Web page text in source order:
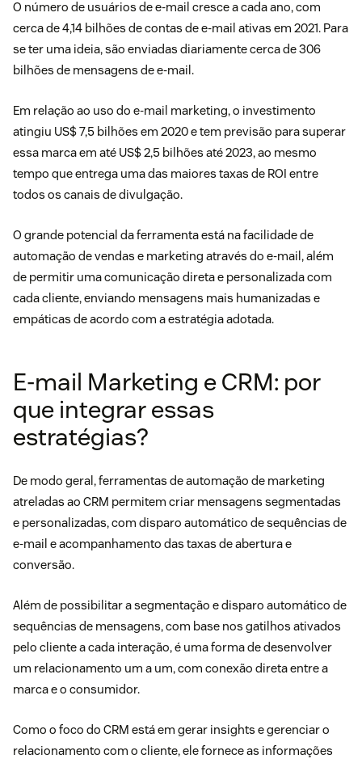
O número de usuários de e-mail cresce a cada ano, com
cerca de4,14 bilhões de contas de e-mail ativas em 2021. Para
se ter uma ideia, são enviadas diariamente cerca de 306
bilhões de mensagens de e-mail.
Em relação ao uso do e-mail marketing, o investimento
atingiu US$ 7,5 bilhões em 2020 e tem previsão para superar
essa marca em até US$ 2,5 bilhões até 2023, ao mesmo
tempo que entrega uma das maiores taxas de ROI entre
todos os canais de divulgação.
O grande potencial da ferramenta está na facilidade de
automação de vendas e marketing através do e-mail, além
de permitir uma comunicação direta e personalizada com
cada cliente, enviando mensagens mais humanizadas e
empáticas de acordo com a estratégia adotada.
E-mail Marketing e CRM: por
que integrar essas
estratégias?
De modo geral, ferramentas de automação de marketing
atreladas ao CRM permitem criar mensagens segmentadas
e personalizadas, com disparo automático de sequências de
e-mail e acompanhamento das taxas de abertura e
conversão.
Além de possibilitar a segmentação e disparo automático de
sequências de mensagens, com base nos gatilhos ativados
pelo cliente a cada interação, é uma forma de desenvolver
um relacionamento um a um, com conexão direta entre a
marca e o consumidor.
Como o foco do CRM está em gerar insights e gerenciar o
relacionamento com o cliente, ele fornece as informações